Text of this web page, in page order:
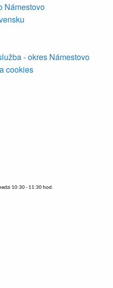
Námestovo
- okres Námestovo
cookies
10:30 - 11:30 hod.